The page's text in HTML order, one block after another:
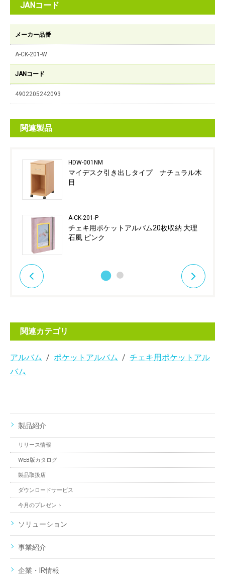
JANコード
メーカー品番
A-CK-201-W
JANコード
4902205242093
関連製品
HDW-001NM
マイデスク引き出しタイプ ナチュラル木
目
A-CK-201-P
チェキ用ポケットアルバム20枚収納 大理
石風 ピンク
関連カテゴリ
アルバム ポケットアルバム
チェキ用ポケットアル
バム
製品紹介
リリース情報
WEB版カタログ
製品取扱店
ダウンロードサービス
今月のプレゼント
ソリューション
事業紹介
企業・IR情報